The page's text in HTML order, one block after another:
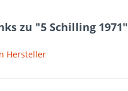
zu "5 Schilling 1971"
Hersteller